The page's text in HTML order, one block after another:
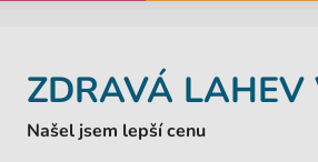
ZDRAVÁ LAHEV
Našel jsem lepší cenu